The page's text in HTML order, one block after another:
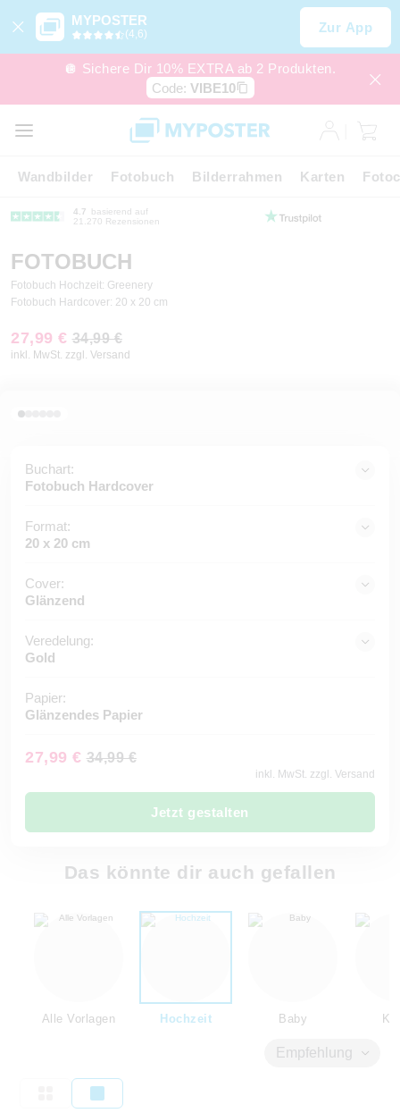
MYPOSTER
(4,6) Zur App
🪩 Sichere Dir 10% EXTRA ab 2 Produkten.
Code: VIBE10
Wandbilder Fotobuch Bilderrahmen Karten
4.7
basierend auf
21.270 Rezensionen
FOTOBUCH
Fotobuch Hochzeit: Greenery
Fotobuch Hardcover: 20 x 20 cm
27,99 € 34,99 €
inkl. MwSt. zzgl. Versand
Buchart:
Fotobuch Hardcover
Format:
20 x 20 cm
Cover:
Glänzend
Veredelung:
Gold
Papier:
Glänzendes Papier
27,99 € 34,99 €
inkl. MwSt. zzgl. Versand
Jetzt gestalten
Das könnte dir auch gefallen
Alle Vorlagen Hochzeit Baby
Empfehlung